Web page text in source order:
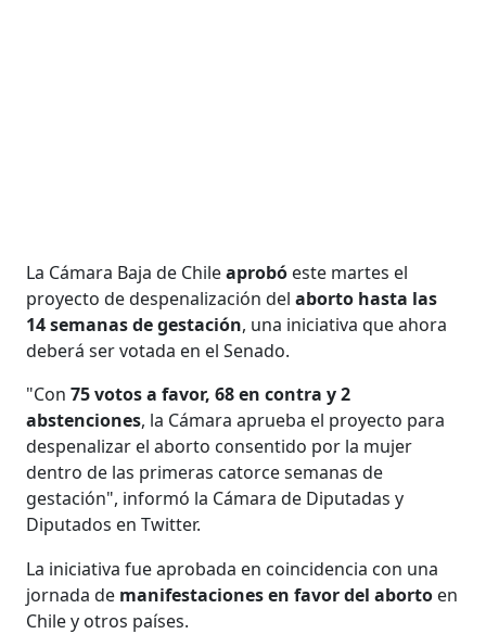
La Cámara Baja de Chileaprobó este martes el
proyecto de despenalización delaborto hasta las
14 semanas de gestación, una iniciativa que ahora
deberá ser votada en el Senado.
"Con 75 votos a favor, 68 en contra y 2
abstenciones, la Cámara aprueba el proyecto para
despenalizar el aborto consentido por la mujer
dentro de las primeras catorce semanas de
gestación", informó la Cámara de Diputadas y
Diputados en Twitter.
La iniciativa fue aprobada en coincidencia con una
jornada de manifestaciones en favor del aborto en
Chile y otros países.